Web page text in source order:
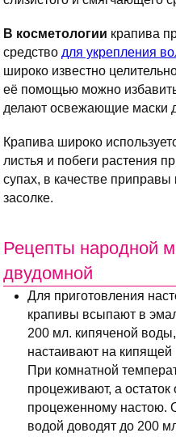
В косметологии крапива
средство для укрепления
широко известно
её помощью можно
делают освежающие маски
Крапива широко
листья и побеги растения
супах, в качестве
засолке.
Рецепты народной
двудомной
Для приготовления
крапивы всыпают в
200 мл. кипяченой
настаивают на
При комнатной
процеживают, а
процеженному настою.
водой доводят до 200